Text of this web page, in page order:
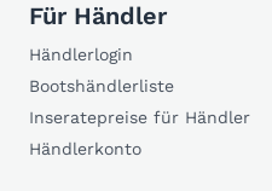
Für Händler
Händlerlogin
Bootshändlerliste
Inseratepreise für Händler
Händlerkonto